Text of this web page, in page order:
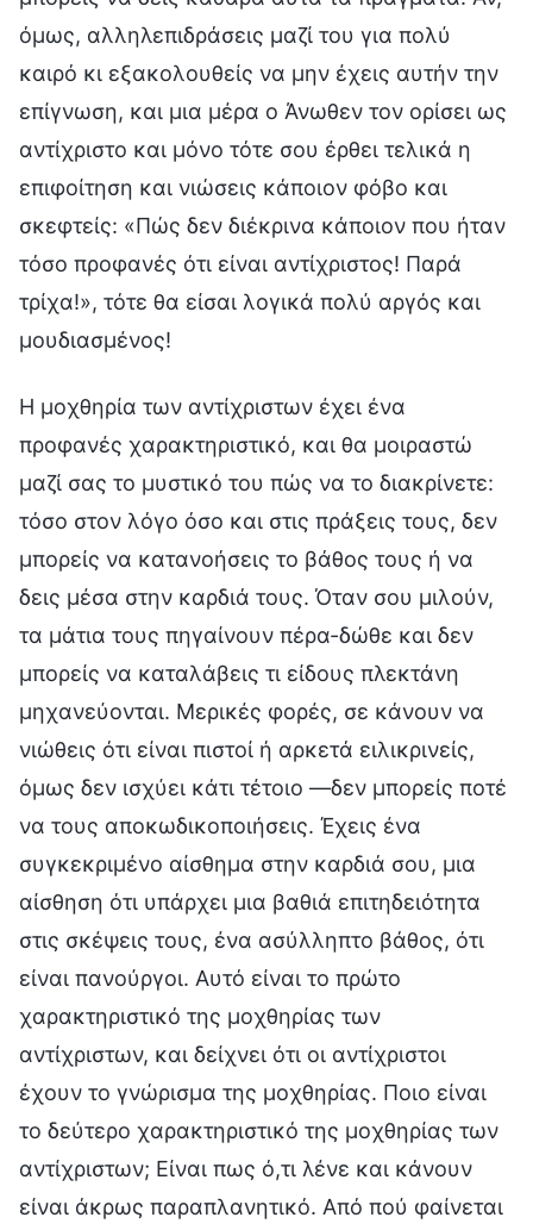
όμως, αλληλεπιδράσεις μαζί του για πολύ
καιρό κι εξακολουθείς να μην έχεις αυτήν την
επίγνωση, και μια μέρα ο Άνωθεν τον ορίσει ως
αντίχριστο και μόνο τότε σου έρθει τελικά η
επιφοίτηση και νιώσεις κάποιον φόβο και
σκεφτείς: «Πώς δεν διέκρινα κάποιον που ήταν
τόσο προφανές ότι είναι αντίχριστος! Παρά
τρίχα!», τότε θα είσαι λογικά πολύ αργός και
μουδιασμένος!
Η μοχθηρία των αντίχριστων έχει ένα
προφανές χαρακτηριστικό, και θα μοιραστώ
μαζί σας το μυστικό του πώς να το διακρίνετε:
τόσο στον λόγο όσο και στις πράξεις τους, δεν
μπορείς να κατανοήσεις το βάθος τους ή να
δεις μέσα στην καρδιά τους. Όταν σου μιλούν,
τα μάτια τους πηγαίνουν πέρα-δώθε και δεν
μπορείς να καταλάβεις τι είδους πλεκτάνη
μηχανεύονται. Μερικές φορές, σε κάνουν να
νιώθεις ότι είναι πιστοί ή αρκετά ειλικρινείς,
όμως δεν ισχύει κάτι τέτοιο —δεν μπορείς ποτέ
να τους αποκωδικοποιήσεις. Έχεις ένα
συγκεκριμένο αίσθημα στην καρδιά σου, μια
αίσθηση ότι υπάρχει μια βαθιά επιτηδειότητα
στις σκέψεις τους, ένα ασύλληπτο βάθος, ότι
είναι πανούργοι. Αυτό είναι το πρώτο
χαρακτηριστικό της μοχθηρίας των
αντίχριστων, και δείχνει ότι οι αντίχριστοι
έχουν το γνώρισμα της μοχθηρίας. Ποιο είναι
το δεύτερο χαρακτηριστικό της μοχθηρίας των
αντίχριστων; Είναι πως ό,τι λένε και κάνουν
είναι άκρως παραπλανητικό. Από πού φαίνεται